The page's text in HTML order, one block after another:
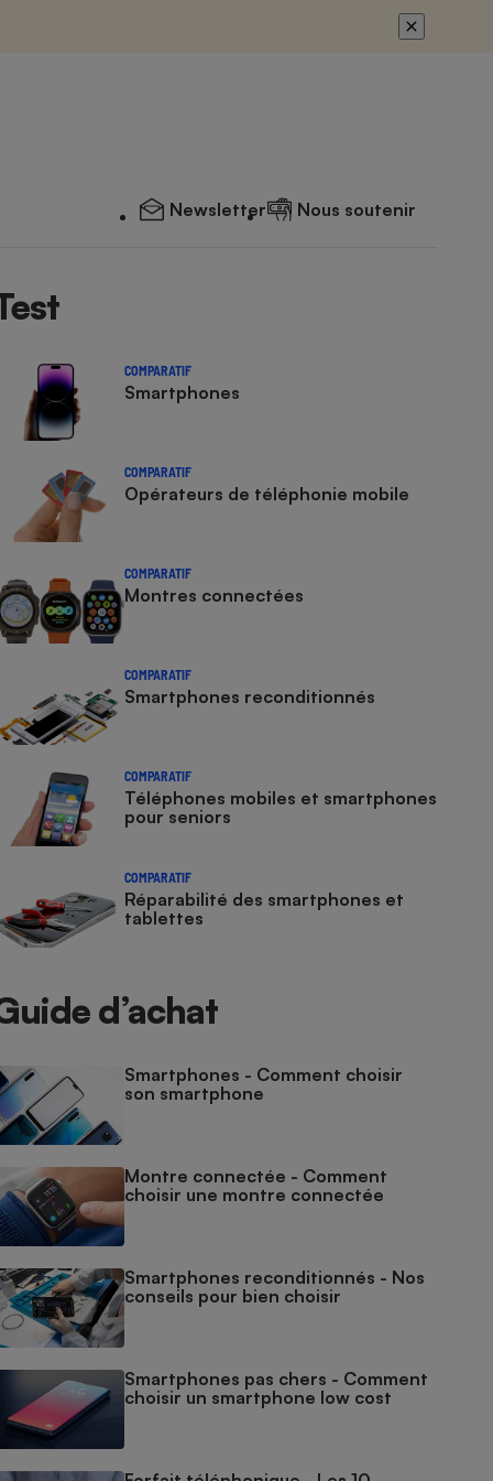
Newsletter Nous soutenir
COMPARATIF
Smartphones
COMPARATIF
Opérateurs de téléphonie mobile
COMPARATIF
Montres connectées
COMPARATIF
Smartphones reconditionnés
COMPARATIF
Téléphones mobiles et smartphones
pour seniors
COMPARATIF
Réparabilité des smartphones et
tablettes
d’achat
Smartphones - Comment choisir
son smartphone
Montre connectée - Comment
choisir une montre connectée
Smartphones reconditionnés - Nos
conseils pour bien choisir
Smartphones pas chers - Comment
choisir un smartphone low cost